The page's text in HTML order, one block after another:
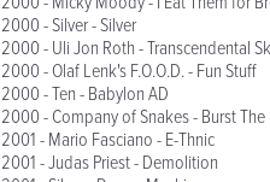
2000 - Silver - Silver
2000 - Uli Jon Roth - Transcendental
2000 - Olaf Lenk's F.O.O.D. - Fun Stuff
2000 - Ten - Babylon AD
2000 - Company of Snakes - Burst
2001 - Mario Fasciano - E-Thnic
2001 - Judas Priest - Demolition